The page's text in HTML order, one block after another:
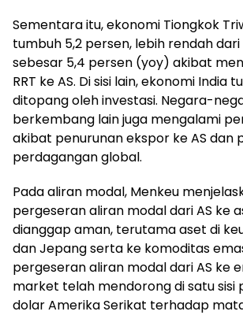
Sementara itu, ekonomi Tiongkok
tumbuh 5,2 persen, lebih rendah dari
sebesar 5,4 persen (yoy) akibat
RRT ke AS. Di sisi lain, ekonomi India
ditopang oleh investasi. Negara-
berkembang lain juga mengalami
akibat penurunan ekspor ke AS dan
perdagangan global.
Pada aliran modal, Menkeu
pergeseran aliran modal dari AS ke
dianggap aman, terutama aset di
dan Jepang serta ke komoditas
pergeseran aliran modal dari AS ke
market telah mendorong di satu sisi
dolar Amerika Serikat terhadap